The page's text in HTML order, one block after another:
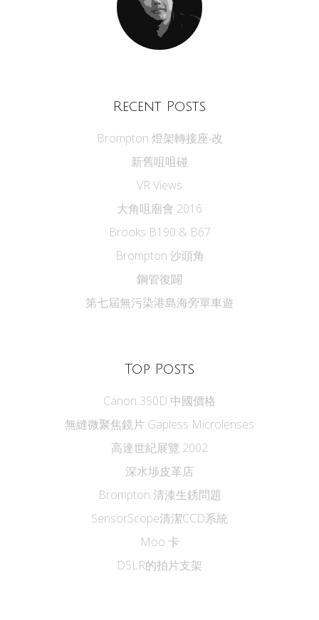
Recent Posts
Brompton 燈架轉接座‧改
新舊咀咀碰
VR Views
大角咀廟會 2016
Brooks B190 & B67
Brompton 沙頭角
鋼管復闢
第七屆無污染港島海旁單車遊
Top Posts
Canon 350D 中國價格
無縫微聚焦鏡片 Gapless Microlenses
高達世紀展覽 2002
深水埗皮革店
Brompton 清漆生銹問題
SensorScope清潔CCD系統
Moo 卡
DSLR的拍片支架